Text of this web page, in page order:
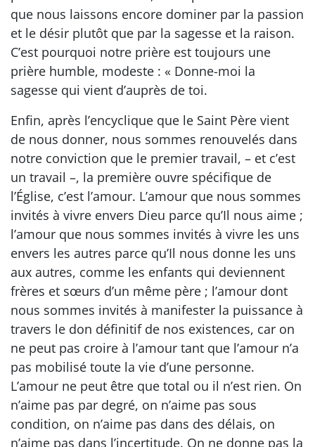
que nous laissons encore dominer par la passion
et le désir plutôt que par la sagesse et la raison.
C’est pourquoi notre prière est toujours une
prière humble, modeste : « Donne-moi la
sagesse qui vient d’auprès de toi.
Enfin, après l’encyclique que le Saint Père vient
de nous donner, nous sommes renouvelés dans
notre conviction que le premier travail, – et c’est
un travail –, la première ouvre spécifique de
l’Église, c’est l’amour. L’amour que nous sommes
invités à vivre envers Dieu parce qu’Il nous aime ;
l’amour que nous sommes invités à vivre les uns
envers les autres parce qu’Il nous donne les uns
aux autres, comme les enfants qui deviennent
frères et sœurs d’un même père ; l’amour dont
nous sommes invités à manifester la puissance à
travers le don définitif de nos existences, car on
ne peut pas croire à l’amour tant que l’amour n’a
pas mobilisé toute la vie d’une personne.
L’amour ne peut être que total ou il n’est rien. On
n’aime pas par degré, on n’aime pas sous
condition, on n’aime pas dans des délais, on
n’aime pas dans l’incertitude. On ne donne pas la